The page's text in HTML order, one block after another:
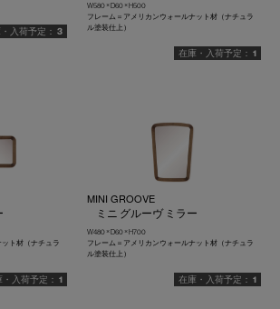
3
W580 × D60 × H500
フレーム＝アメリカンウォールナット材（ナチュラ
ル塗装仕上）
1
ト材（ナチュラ
1
MINI GROOVE
ミニ グルーヴ ミラー
W480 × D60 × H700
フレーム＝アメリカンウォールナット材（ナチュラ
ル塗装仕上）
1